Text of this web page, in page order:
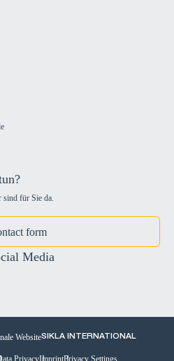
sind für Sie da.
form
Media
WebsiteSIKLA INTERNATIONAL
PrivacyImprintPrivacy Settings